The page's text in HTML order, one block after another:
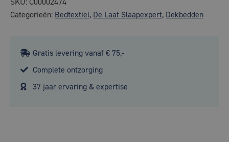
Categorieën: Bedtextiel, De Laat Slaapexpert, Dekbedden
Gratis levering vanaf € 75,-
Complete ontzorging
37 jaar ervaring & expertise